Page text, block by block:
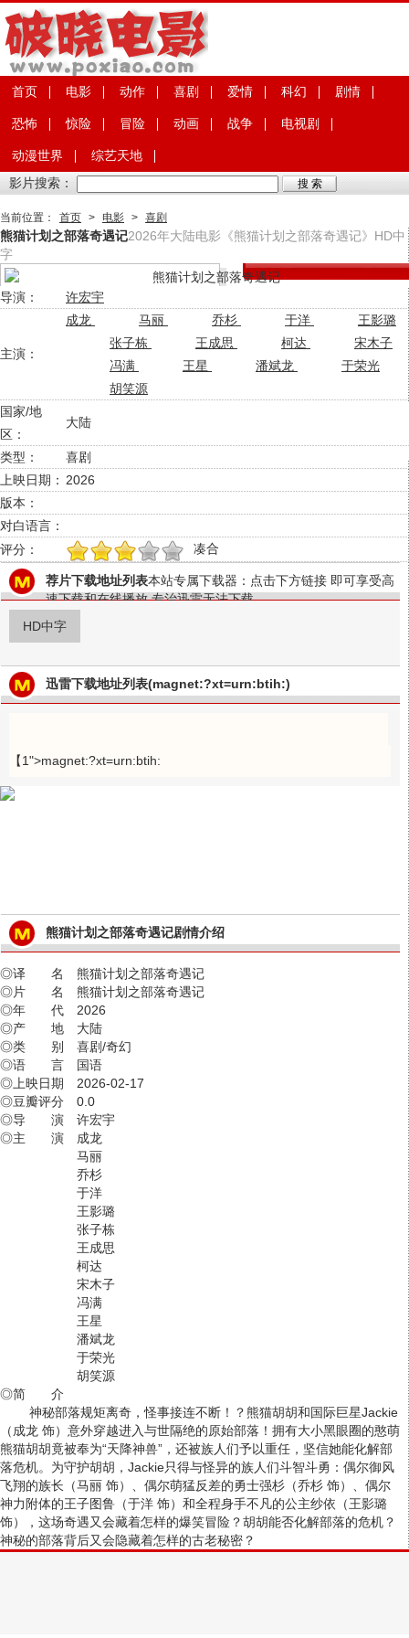
首页 电影 动作 喜剧 爱情 科幻 剧情
恐怖 惊险 冒险 动画 战争 电视剧
动漫世界
综艺天地
影片搜索：
当前位置： 首页 > 电影 > 喜剧
熊猫计划之部落奇遇记2026年大陆电影《熊猫计划之部落奇遇记》HD中
字
导演： 许宏宇
主演：
成龙 马丽 乔杉 于洋
王影璐
张子栋
王成思 柯达
宋木子
冯满
王星 潘斌龙
于荣光
胡笑源
国家/地
区：
大陆
类型：
喜剧
上映日期： 2026
版本：
对白语言：
评分：
1 3 4 5 凑合
荐片下载地址列表本站专属下载器：点击下方链接 即可享受高
速下载和在线播放 专治迅雷无法下载
HD中字
迅雷下载地址列表(magnet:?xt=urn:btih:)
【1">magnet:?xt=urn:btih:
熊猫计划之部落奇遇记剧情介绍
◎译 名 熊猫计划之部落奇遇记
◎片 名 熊猫计划之部落奇遇记
◎年 代 2026
◎产 地 大陆
◎类 别 喜剧/奇幻
◎语 言 国语
◎上映日期 2026-02-17
◎豆瓣评分 0.0
◎导 演 许宏宇
◎主 演 成龙
马丽
乔杉
于洋
王影璐
张子栋
王成思
柯达
宋木子
冯满
王星
潘斌龙
于荣光
胡笑源
◎简 介
神秘部落规矩离奇，怪事接连不断！？熊猫胡胡和国际巨星Jackie
（成龙 饰）意外穿越进入与世隔绝的原始部落！拥有大小黑眼圈的憨萌
熊猫胡胡竟被奉为“天降神兽”，还被族人们予以重任，坚信她能化解部
落危机。为守护胡胡，Jackie只得与怪异的族人们斗智斗勇：偶尔御风
飞翔的族长（马丽 饰）、偶尔萌猛反差的勇士强杉（乔杉 饰）、偶尔
神力附体的王子图鲁（于洋 饰）和全程身手不凡的公主纱依（王影璐
饰），这场奇遇又会藏着怎样的爆笑冒险？胡胡能否化解部落的危机？
神秘的部落背后又会隐藏着怎样的古老秘密？